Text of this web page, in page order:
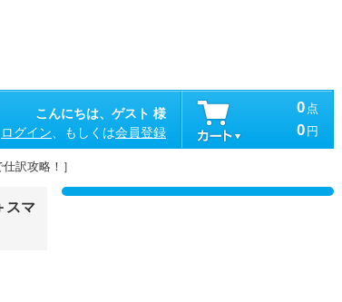
こんにちは、ゲスト 様
ログイン 、もしくは会員登録
0 点
0 円
訳攻略！］
スマ